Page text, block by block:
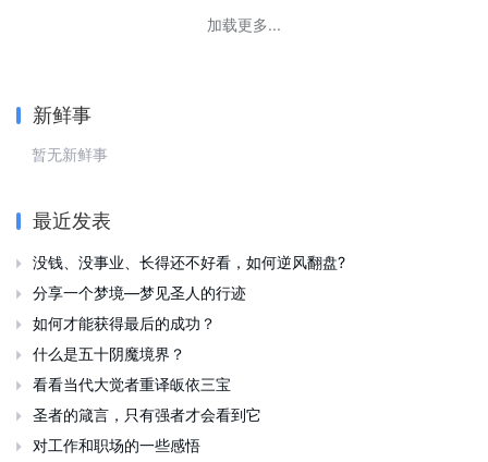
加载更多...
新鲜事
暂无新鲜事
最近发表
 没钱、没事业、长得还不好看，如何逆风翻盘?
 分享一个梦境—梦见圣人的行迹
 如何才能获得最后的成功？
 什么是五十阴魔境界？
 看看当代大觉者重译皈依三宝
 圣者的箴言，只有强者才会看到它
 对工作和职场的一些感悟